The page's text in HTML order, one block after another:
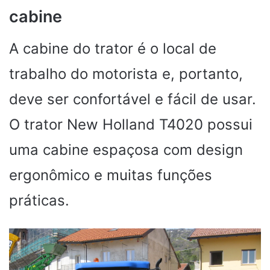
cabine
A cabine do trator é o local de
trabalho do motorista e, portanto,
deve ser confortável e fácil de usar.
O trator New Holland T4020 possui
uma cabine espaçosa com design
ergonômico e muitas funções
práticas.